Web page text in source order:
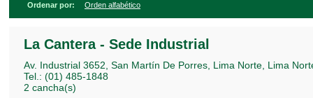
Ordenar por: Orden alfabético
La Cantera - Sede Industrial
Av. Industrial 3652, San Martín De Porres, Lima Norte, Lima
Tel.: (01) 485-1848
2 cancha(s)